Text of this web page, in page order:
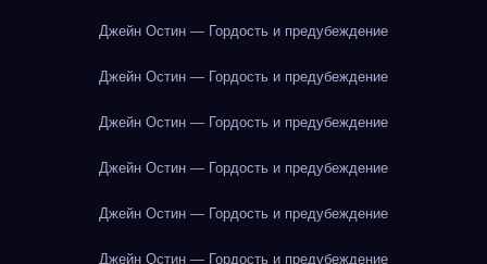
Джейн Остин — Гордость и предубеждение
Джейн Остин — Гордость и предубеждение
Джейн Остин — Гордость и предубеждение
Джейн Остин — Гордость и предубеждение
Джейн Остин — Гордость и предубеждение
Джейн Остин — Гордость и предубеждение